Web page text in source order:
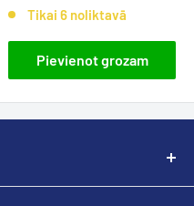
Tikai 6 noliktavā
Pievienot grozam